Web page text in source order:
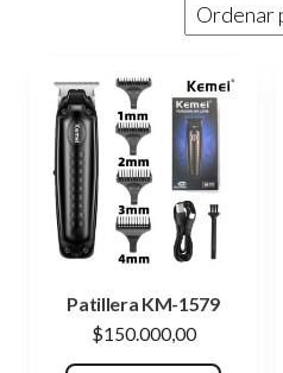
Patillera KM-1579
$150.000,00